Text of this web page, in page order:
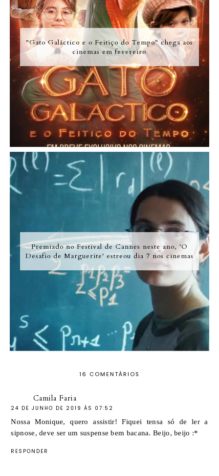
"Gato Galáctico e o Feitiço do Tempo" chega aos
cinemas em fevereiro
Premiado no Festival de Cannes neste ano, 'O
Desafio de Marguerite' estreou dia 7 nos cinemas
16 COMENTÁRIOS
Camila Faria
24 DE JUNHO DE 2019 ÀS 07:52
Nossa Monique, quero assistir! Fiquei tensa só de ler a
sipnose, deve ser um suspense bem bacana. Beijo, beijo :*
RESPONDER